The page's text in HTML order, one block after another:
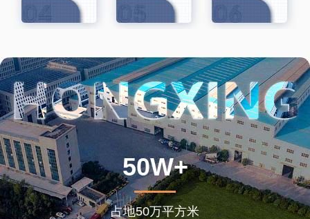
50W+
占地50万平方米